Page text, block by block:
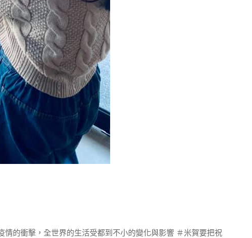
的衝擊，全世界的生活受都到不小的變化與影響 ＃米賀要把祝